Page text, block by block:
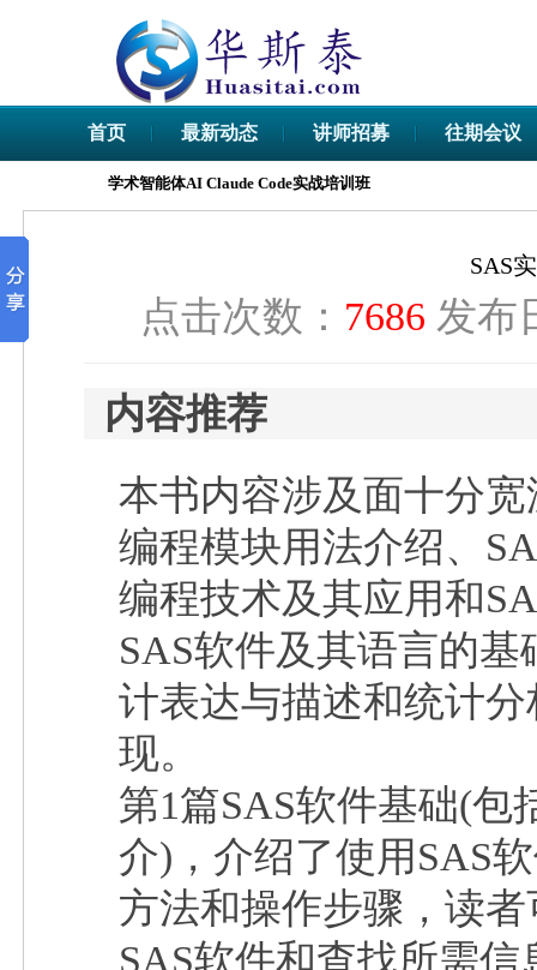
首页 最新动态 讲师招募 往期会议
学术智能体AI Claude Code实战培训班
SAS
点击次数： 7686 发布
内容推荐
本书内容涉及面十分
编程模块用法介绍、
编程技术及其应用和
SAS软件及其语言的
计表达与描述和统计
现。
第1篇SAS软件基础(包
介)，介绍了使用SAS
方法和操作步骤，读
SAS软件和查找所需